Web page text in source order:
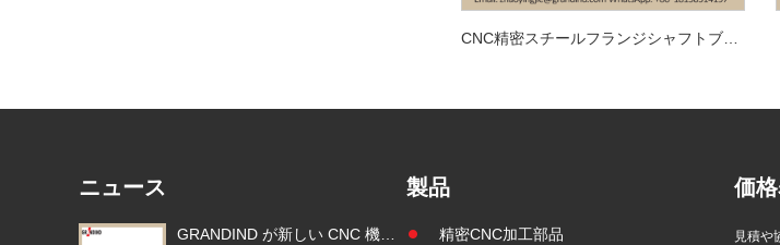
ニュース
GRANDIND が新しい CNC 機械
GRANDIND、CNC加工ステン
製品
精密CNC加工部品
価
見積や